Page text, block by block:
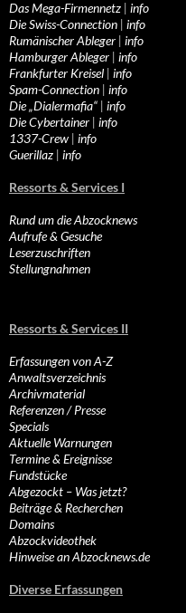
Das Mega-Firmennetz | info
Die Swiss-Connection | info
Rumänischer Ableger | info
Hamburger Ableger | info
Frankfurter Kreisel | info
Spam-Connection | info
Die „Dialermafia“ | info
Die Cybertainer | info
1337-Crew | info
Guerillaz | info
Ressorts & Services I
Rund um die Abzocknews
Aufrufe & Gesuche
Leserzuschriften
Stellungnahmen
Ressorts & Services II
Erfassungen von A-Z
Anwaltsverzeichnis
Archivmaterial
Referenzen / Presse
Specials
Aktuelle Warnungen
Termine & Ereignisse
Fundstücke
Abgezockt – Was jetzt?
Beiträge & Recherchen
Domains
Abzockvideothek
Hinweise an Abzocknews.de
Diverse Erfassungen